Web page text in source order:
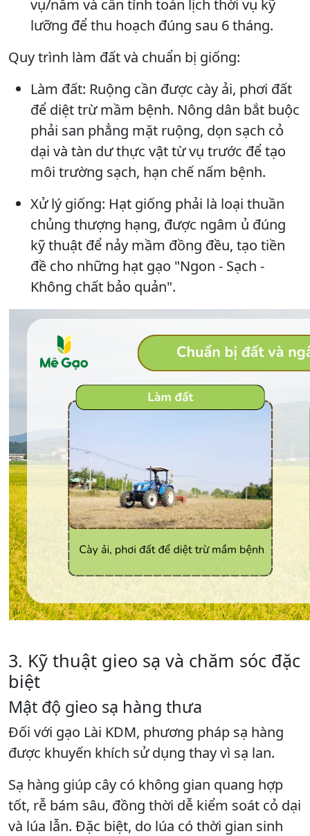
vụ/năm và cần tính toán lịch thời vụ kỹ
lưỡng để thu hoạch đúng sau 6 tháng.
Quy trình làm đất và chuẩn bị giống:
Làm đất: Ruộng cần được cày ải, phơi đất
để diệt trừ mầm bệnh. Nông dân bắt buộc
phải san phẳng mặt ruộng, dọn sạch cỏ
dại và tàn dư thực vật từ vụ trước để tạo
môi trường sạch, hạn chế nấm bệnh.
Xử lý giống: Hạt giống phải là loại thuần
chủng thượng hạng, được ngâm ủ đúng
kỹ thuật để nảy mầm đồng đều, tạo tiền
đề cho những hạt gạo "Ngon - Sạch -
Không chất bảo quản".
3. Kỹ thuật gieo sạ và chăm sóc đặc
biệt
Mật độ gieo sạ hàng thưa
Đối với gạo Lài KDM, phương pháp sạ hàng
được khuyến khích sử dụng thay vì sạ lan.
Sạ hàng giúp cây có không gian quang hợp
tốt, rễ bám sâu, đồng thời dễ kiểm soát cỏ dại
và lúa lẫn. Đặc biệt, do lúa có thời gian sinh